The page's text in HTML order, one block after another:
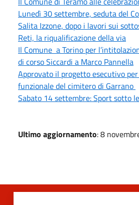
Lunedì 30 settembre, seduta del
Salita Izzone, dopo i lavori sui
Reti, la riqualificazione della via
Il Comune a Torino per
di corso Siccardi a Marco Pannella
Approvato il progetto esecutivo
funzionale del cimitero di Garrano
Sabato 14 settembre: Sport sotto
Ultimo aggiornamento: 8